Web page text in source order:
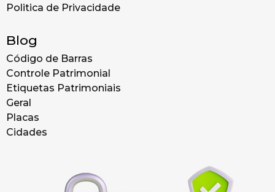
Politica de Privacidade
Blog
Código de Barras
Controle Patrimonial
Etiquetas Patrimoniais
Geral
Placas
Cidades